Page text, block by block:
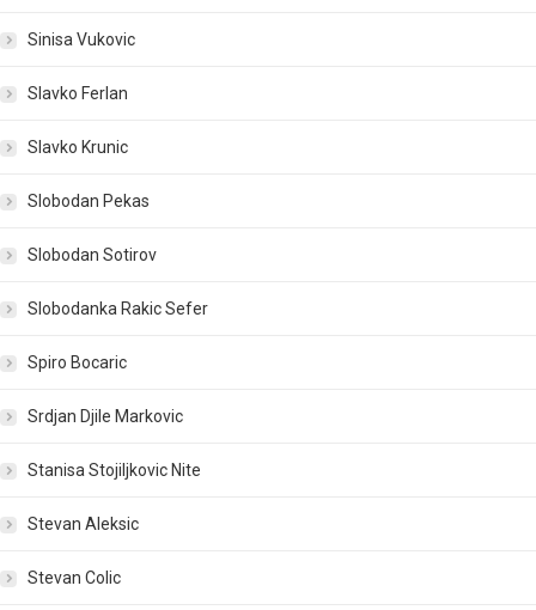
Sinisa Vukovic
Slavko Ferlan
Slavko Krunic
Slobodan Pekas
Slobodan Sotirov
Slobodanka Rakic Sefer
Spiro Bocaric
Srdjan Djile Markovic
Stanisa Stojiljkovic Nite
Stevan Aleksic
Stevan Colic